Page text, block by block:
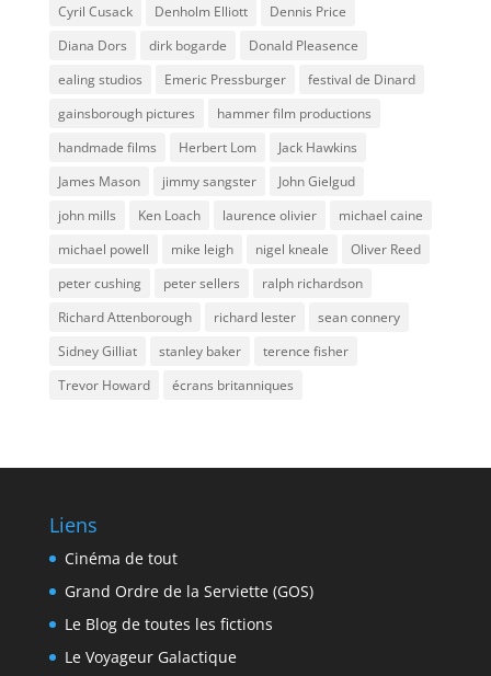
Cyril Cusack
Denholm Elliott
Dennis Price
Diana Dors
dirk bogarde
Donald Pleasence
ealing studios
Emeric Pressburger
festival de Dinard
gainsborough pictures
hammer film productions
handmade films
Herbert Lom
Jack Hawkins
James Mason
jimmy sangster
John Gielgud
john mills
Ken Loach laurence olivier
michael caine
michael powell
mike leigh nigel kneale
Oliver Reed
peter cushing
peter sellers
ralph richardson
Richard Attenborough
richard lester
sean connery
Sidney Gilliat
stanley baker
terence fisher
Trevor Howard
écrans britanniques
Liens
Cinéma de tout
Grand Ordre de la Serviette (GOS)
Le Blog de toutes les fictions
Le Voyageur Galactique